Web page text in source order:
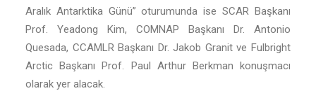
Aralık Antarktika Günü” oturumunda ise SCAR Başkanı
Prof. Yeadong Kim, COMNAP Başkanı Dr. Antonio
Quesada, CCAMLR Başkanı Dr. Jakob Granit ve Fulbright
Arctic Başkanı Prof. Paul Arthur Berkman konuşmacı
olarak yer alacak.